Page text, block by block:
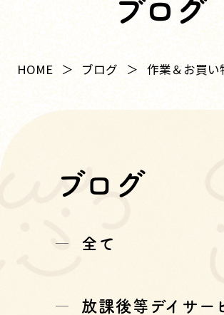
ブログ
HOME ブログ 作業＆お買い
ブログ
全て
放課後等デイサー